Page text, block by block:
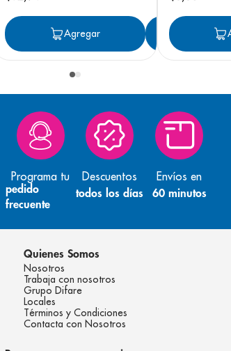
AgregarAgregar
Programa tu
pedido
frecuente
Descuentos
todos los días
Envíos en
60 minutos
Quienes Somos
Nosotros
Trabaja con nosotros
Grupo Difare
Locales
Términos y Condiciones
Contacta con Nosotros